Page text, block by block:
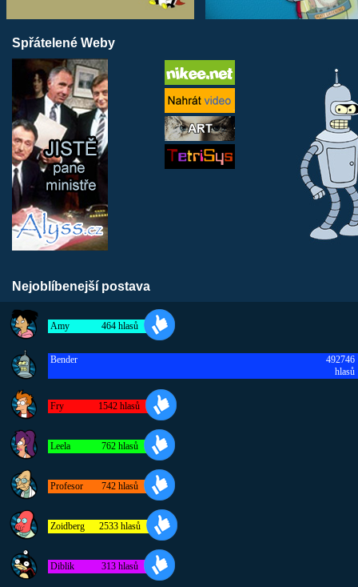
Spřátelené Weby
Nejoblíbenejší postava